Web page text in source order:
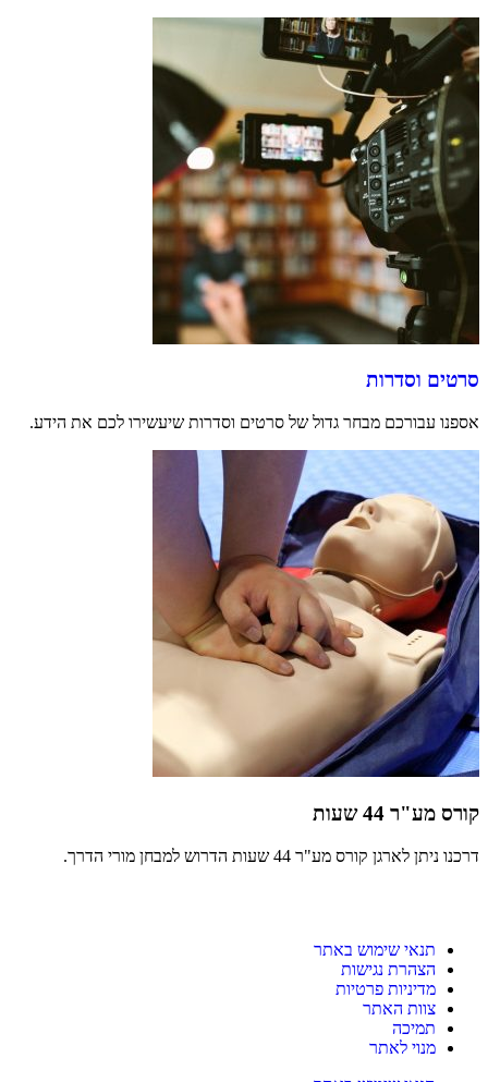
סרטים וסדרות
אספנו עבורכם מבחר גדול של סרטים וסדרות שיעשירו לכם את הידע.
קורס מע"ר 44 שעות
דרכנו ניתן לארגן קורס מע"ר 44 שעות הדרוש למבחן מורי הדרך.
תנאי שימוש באתר
הצהרת נגישות
מדיניות פרטיות
צוות האתר
תמיכה
מנוי לאתר